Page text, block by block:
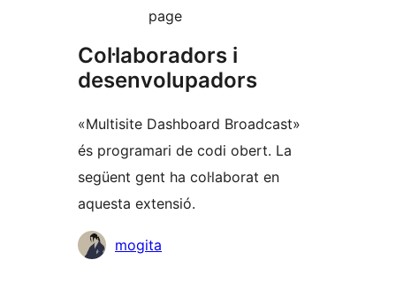
page
Col·laboradors i
desenvolupadors
«Multisite Dashboard Broadcast»
és programari de codi obert. La
següent gent ha col·laborat en
aquesta extensió.
Col·laboradors
mogita